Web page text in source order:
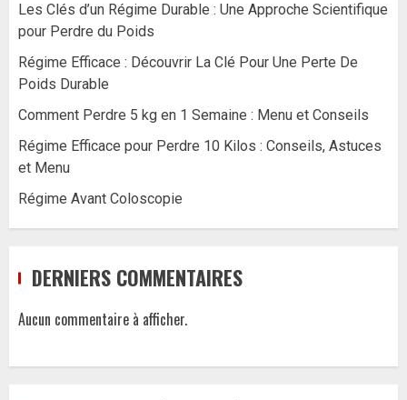
Les Clés d’un Régime Durable : Une Approche Scientifique
pour Perdre du Poids
Régime Efficace : Découvrir La Clé Pour Une Perte De
Poids Durable
Comment Perdre 5 kg en 1 Semaine : Menu et Conseils
Régime Efficace pour Perdre 10 Kilos : Conseils, Astuces
et Menu
Régime Avant Coloscopie
DERNIERS COMMENTAIRES
Aucun commentaire à afficher.